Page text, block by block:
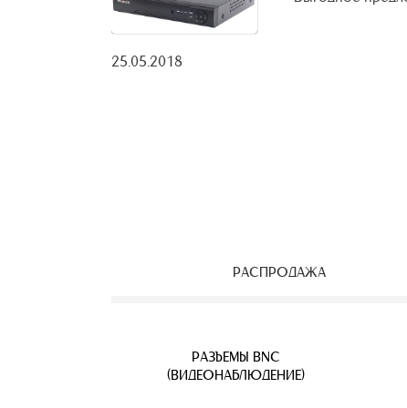
25.05.2018
РАСПРОДАЖА
УЛИЧНЫЕ IP КАМЕРЫ
РАЗЪЕМЫ BNC
(ВИДЕОНАБЛЮДЕНИЕ)
КАБЕЛЬ ВИТАЯ ПАРА